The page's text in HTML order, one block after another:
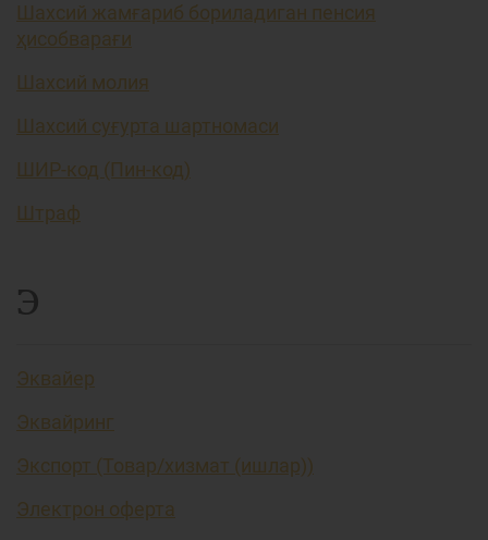
Шахсий жамғариб бориладиган пенсия
ҳисобварағи
Шахсий молия
Шахсий суғурта шартномаси
ШИР-код (Пин-код)
Штраф
Э
Эквайер
Эквайринг
Экспорт (Товар/хизмат (ишлар))
Электрон оферта